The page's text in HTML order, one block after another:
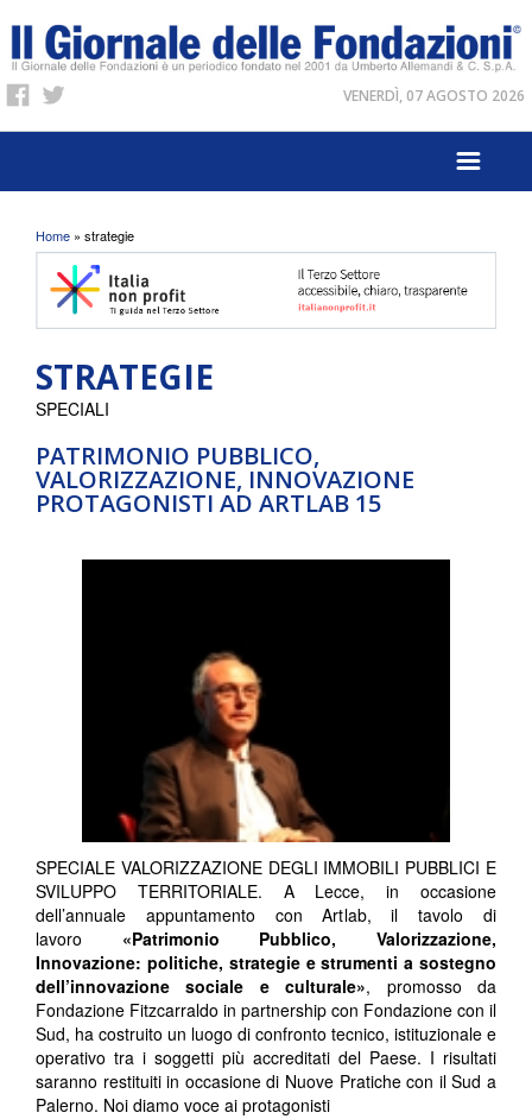
VENERDÌ, 07 AGOSTO 2026
Tu sei qui
Home » strategie
STRATEGIE
PATRIMONIO PUBBLICO,
VALORIZZAZIONE, INNOVAZIONE
PROTAGONISTI AD ARTLAB 15
SPECIALI
SPECIALE VALORIZZAZIONE DEGLI IMMOBILI PUBBLICI E
SVILUPPO TERRITORIALE. A Lecce, in occasione
dell’annuale appuntamento con Artlab, il tavolo di
lavoro «Patrimonio Pubblico, Valorizzazione,
Innovazione: politiche, strategie e strumenti a sostegno
dell’innovazione sociale e culturale», promosso da
Fondazione Fitzcarraldo in partnership con Fondazione con il
Sud, ha costruito un luogo di confronto tecnico, istituzionale e
operativo tra i soggetti più accreditati del Paese. I risultati
saranno restituiti in occasione di Nuove Pratiche con il Sud a
Palerno. Noi diamo voce ai protagonisti